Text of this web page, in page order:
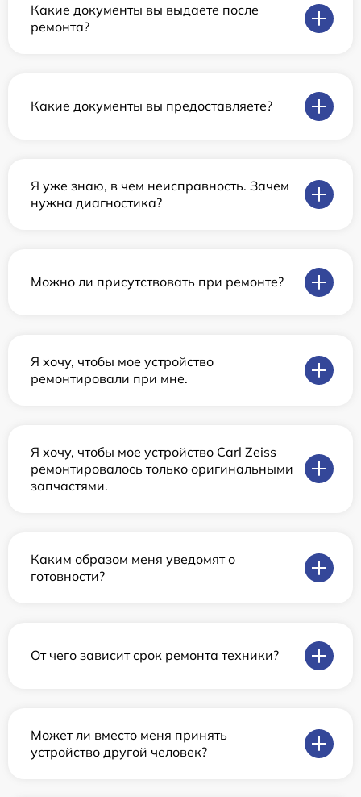
Какие документы вы выдаете после
ремонта?
Какие документы вы предоставляете?
Я уже знаю, в чем неисправность. Зачем
нужна диагностика?
Можно ли присутствовать при ремонте?
Я хочу, чтобы мое устройство
ремонтировали при мне.
Я хочу, чтобы мое устройство Carl Zeiss
ремонтировалось только оригинальными
запчастями.
Каким образом меня уведомят о
готовности?
От чего зависит срок ремонта техники?
Может ли вместо меня принять
устройство другой человек?